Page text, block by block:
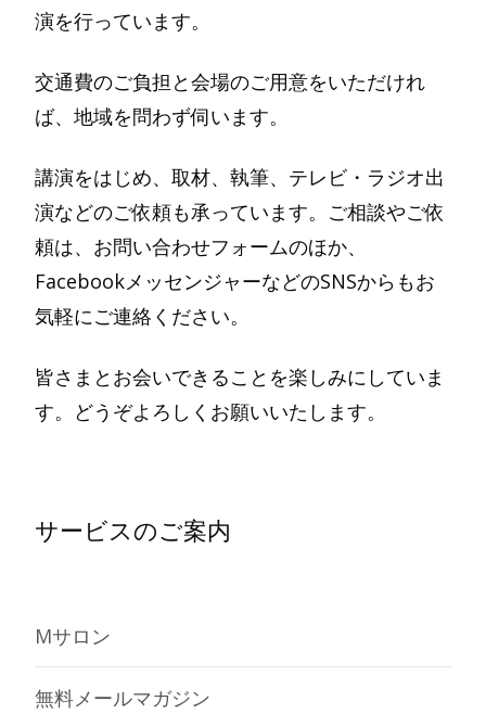
演を行っています。
交通費のご負担と会場のご用意をいただけれ
ば、地域を問わず伺います。
講演をはじめ、取材、執筆、テレビ・ラジオ出
演などのご依頼も承っています。ご相談やご依
頼は、お問い合わせフォームのほか、
FacebookメッセンジャーなどのSNSからもお
気軽にご連絡ください。
皆さまとお会いできることを楽しみにしていま
す。どうぞよろしくお願いいたします。
サービスのご案内
Mサロン
無料メールマガジン